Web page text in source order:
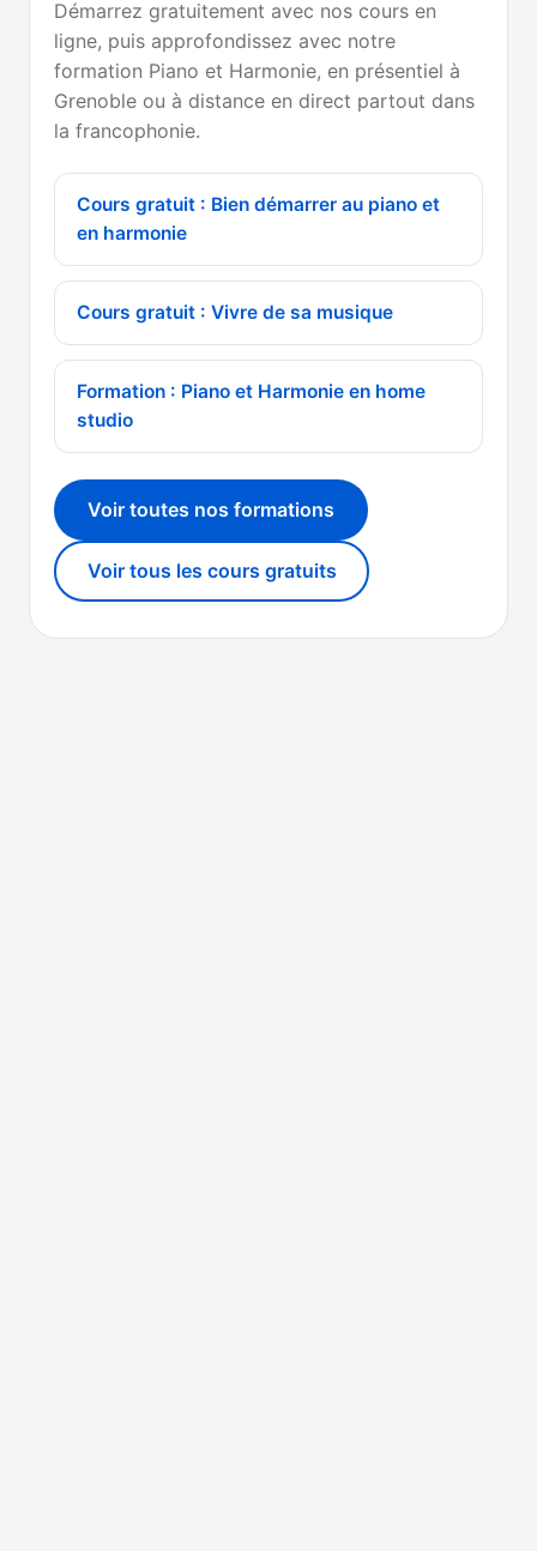
Démarrez gratuitement avec nos cours en
ligne, puis approfondissez avec notre
formation Piano et Harmonie, en présentiel à
Grenoble ou à distance en direct partout dans
la francophonie.
Cours gratuit : Bien démarrer au piano et
en harmonie
Cours gratuit : Vivre de sa musique
Formation : Piano et Harmonie en home
studio
Voir toutes nos formations
Voir tous les cours gratuits